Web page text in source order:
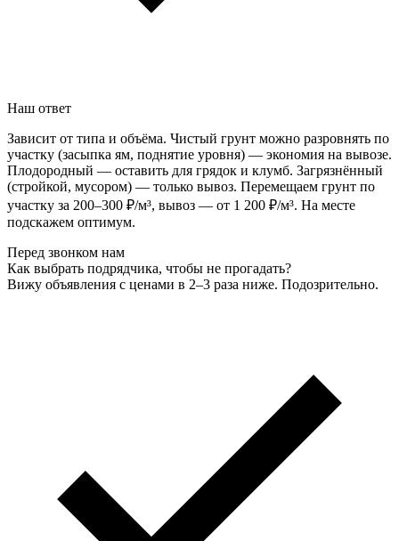
Наш ответ
Зависит от типа и объёма. Чистый грунт можно разровнять по
участку (засыпка ям, поднятие уровня) — экономия на вывозе.
Плодородный — оставить для грядок и клумб. Загрязнённый
(стройкой, мусором) — только вывоз. Перемещаем грунт по
участку за 200–300 ₽/м³, вывоз — от 1 200 ₽/м³. На месте
подскажем оптимум.
Перед звонком нам
Как выбрать подрядчика, чтобы не прогадать?
Вижу объявления с ценами в 2–3 раза ниже. Подозрительно.